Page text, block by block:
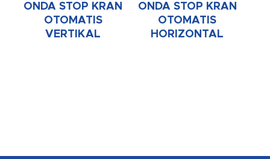
ONDA STOP KRAN
OTOMATIS
VERTIKAL
ONDA STOP KRAN
OTOMATIS
HORIZONTAL